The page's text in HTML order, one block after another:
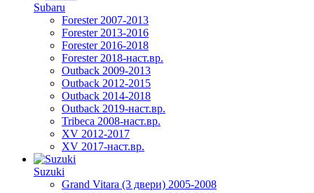
Subaru
Forester 2007-2013
Forester 2013-2016
Forester 2016-2018
Forester 2018-наст.вр.
Outback 2009-2013
Outback 2012-2015
Outback 2014-2018
Outback 2019-наст.вр.
Tribeca 2008-наст.вр.
XV 2012-2017
XV 2017-наст.вр.
Suzuki
Grand Vitara (3 двери) 2005-2008